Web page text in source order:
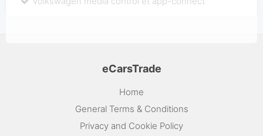
eCarsTrade
Home
General Terms & Conditions
Privacy and Cookie Policy